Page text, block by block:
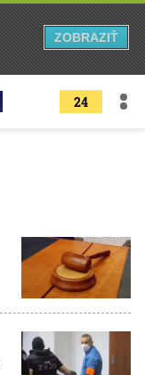
24
ZOBRAZIŤ